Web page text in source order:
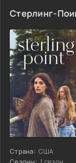
Стерлинг-
Страна: США